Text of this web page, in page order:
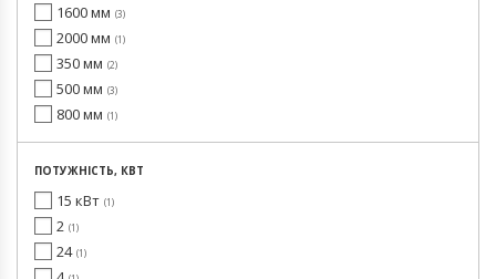
1600 мм 3
2000 мм 1
350 мм 2
500 мм 3
800 мм 1
ПОТУЖНІСТЬ, КВТ
15 кВт 1
2 1
24 1